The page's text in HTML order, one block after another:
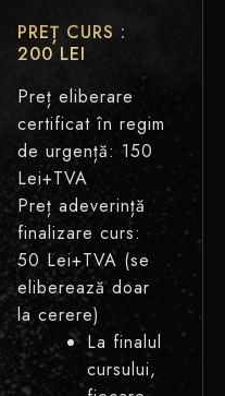
PREȚ CURS :
200 LEI
Preț eliberare
certificat în regim
de urgență: 150
Lei+TVA
Preț adeverință
finalizare curs:
50 Lei+TVA (se
eliberează doar
la cerere)
La finalul
cursului,